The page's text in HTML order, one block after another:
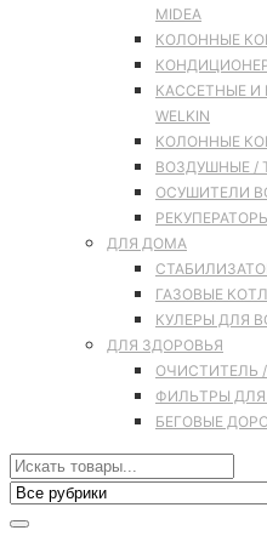
MIDEA
КОЛОННЫЕ
КАССЕТНЫЕ
WELKIN
КОЛОННЫЕ
ВОЗДУШНЫЕ /
ОСУШИТЕЛИ
ДЛЯ ДОМА
ГАЗОВЫЕ
КУЛЕРЫ ДЛЯ
ДЛЯ ЗДОРОВЬЯ
ОЧИСТИТЕЛЬ
ФИЛЬТРЫ ДЛЯ
БЕГОВЫЕ